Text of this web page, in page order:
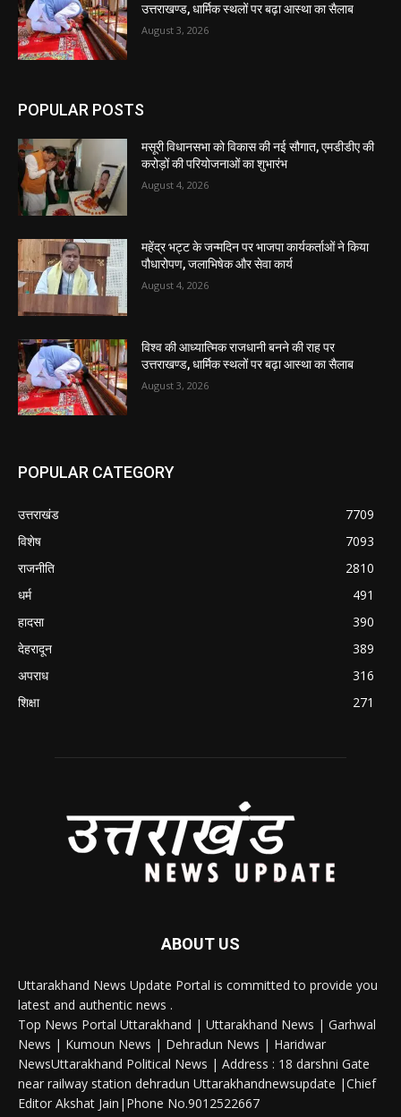
उत्तराखण्ड, धार्मिक स्थलों पर बढ़ा आस्था का सैलाब
August 3, 2026
POPULAR POSTS
मसूरी विधानसभा को विकास की नई सौगात, एमडीडीए की
करोड़ों की परियोजनाओं का शुभारंभ
August 4, 2026
महेंद्र भट्ट के जन्मदिन पर भाजपा कार्यकर्ताओं ने किया
पौधारोपण, जलाभिषेक और सेवा कार्य
August 4, 2026
विश्व की आध्यात्मिक राजधानी बनने की राह पर
उत्तराखण्ड, धार्मिक स्थलों पर बढ़ा आस्था का सैलाब
August 3, 2026
POPULAR CATEGORY
उत्तराखंड
7709
विशेष
7093
राजनीति
2810
धर्म
491
हादसा
390
देहरादून
389
अपराध
316
शिक्षा
271
ABOUT US
Uttarakhand News Update Portal is committed to provide you
latest and authentic news .
Top News Portal Uttarakhand | Uttarakhand News | Garhwal
News | Kumoun News | Dehradun News | Haridwar
NewsUttarakhand Political News | Address : 18 darshni Gate
near railway station dehradun Uttarakhandnewsupdate |Chief
Editor Akshat Jain|Phone No.9012522667